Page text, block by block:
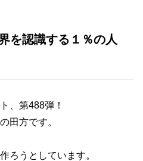
を認識する１％の人
、第488弾！
田方です。
ろうとしています。